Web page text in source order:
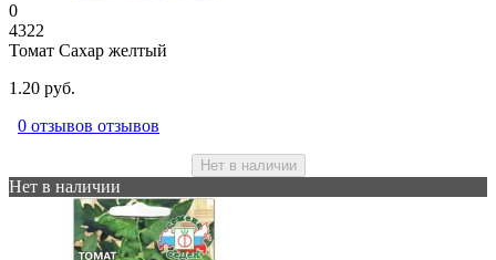
0
4322
Томат Сахар желтый
1.20 руб.
0 отзывов отзывов
Нет в наличии
Нет в наличии